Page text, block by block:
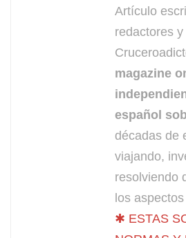
Artículo
redactores
magazine
español
décadas de
viajando,
resolviendo
los
✱ ESTAS